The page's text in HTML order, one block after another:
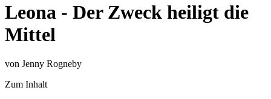
Leona - Der Zweck heiligt die
Mittel
von Jenny Rogneby
Zum Inhalt